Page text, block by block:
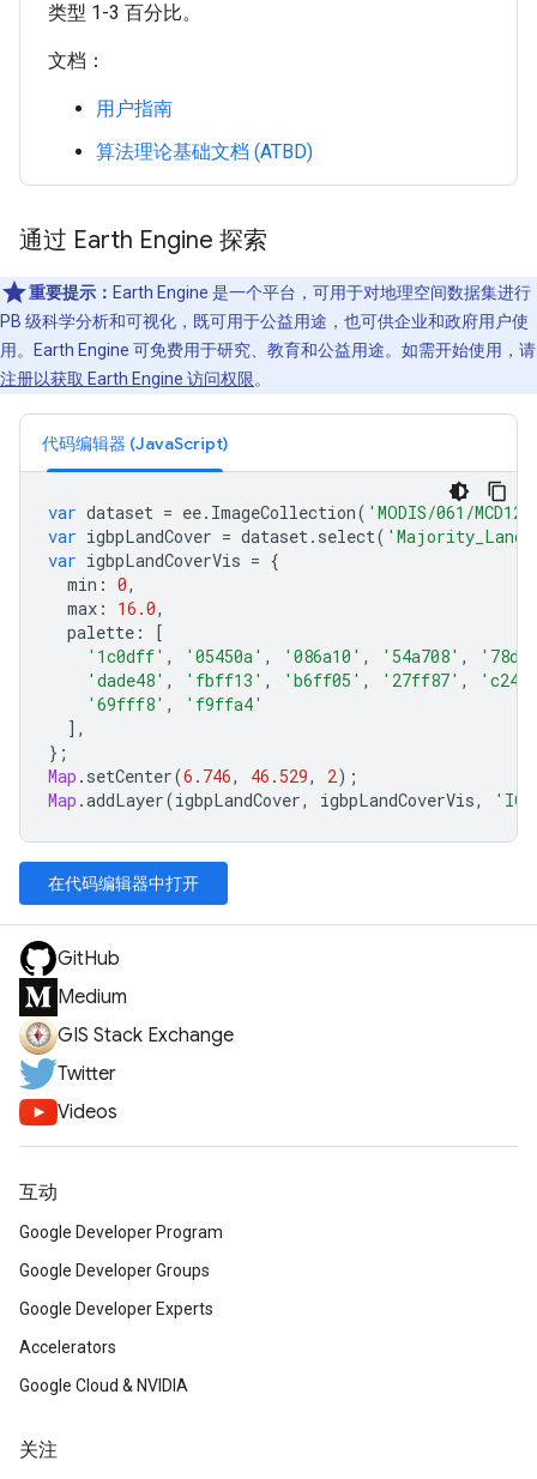
类型 1-3 百分比。
文档：
用户指南
算法理论基础文档 (ATBD)
通过 Earth Engine 探索
重要提示： Earth Engine 是一个平台，可用于对地理空间数据集进行
PB 级科学分析和可视化，既可用于公益用途，也可供企业和政府用户使
用。Earth Engine 可免费用于研究、教育和公益用途。如需开始使用，请
注册以获取 Earth Engine 访问权限。
代码编辑器 (JavaScript)
var dataset = ee. ImageCollection( 'MODIS/061/
var igbpLandCover = dataset. select(
var igbpLandCoverVis = {
min : 0,
max : 16.0,
palette :
[
'1c0dff' , '05450a' , '086a10' , '54a708' ,
'dade48' , 'fbff13' , 'b6ff05' , '27ff87' ,
'69fff8' ,
'f9ffa4'
],
};
Map . setCenter(6.746, 46.529, 2);
Map .addLayer(igbpLandCover, igbpLandCoverVis,
在代码编辑器中打开
GitHub
Medium
GIS Stack Exchange
Twitter
Videos
互动
Google Developer Program
Google Developer Groups
Google Developer Experts
Accelerators
Google Cloud & NVIDIA
关注